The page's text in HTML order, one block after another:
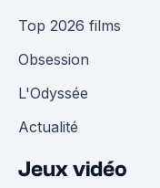
Top 2026 films
Obsession
L'Odyssée
Actualité
Jeux vidéo